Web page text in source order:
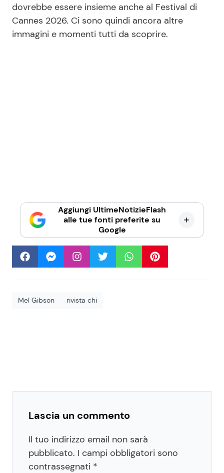
dovrebbe essere insieme anche al Festival di
Cannes 2026. Ci sono quindi ancora altre
immagini e momenti tutti da scoprire.
Aggiungi UltimeNotizieFlash
alle tue fonti preferite su
Google
Mel Gibson rivista chi
Lascia un commento
Il tuo indirizzo email non sarà
pubblicato. I campi obbligatori sono
contrassegnati *